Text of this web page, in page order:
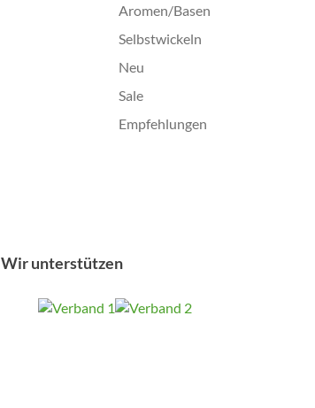
Aromen/Basen
Selbstwickeln
Neu
Sale
Empfehlungen
Wir unterstützen